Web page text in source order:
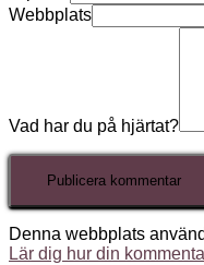
Webbplats
Vad har du på hjärtat?
Denna webbplats
Lär dig hur din